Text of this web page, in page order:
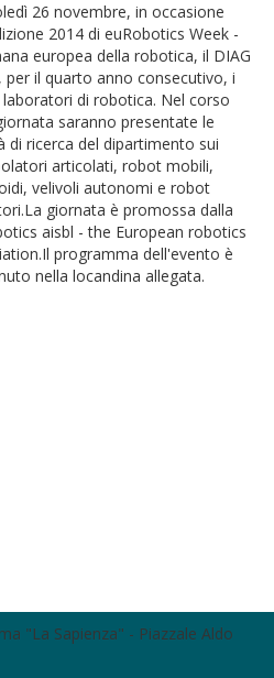
26 novembre, in occasione
2014 di euRobotics Week -
europea della robotica, il DIAG
per il quarto anno consecutivo, i
di robotica. Nel corso
saranno presentate le
di ricerca del dipartimento sui
articolati, robot mobili,
velivoli autonomi e robot
giornata è promossa dalla
aisbl - the European robotics
programma dell'evento è
nella locandina allegata.
"La Sapienza" - Piazzale Aldo